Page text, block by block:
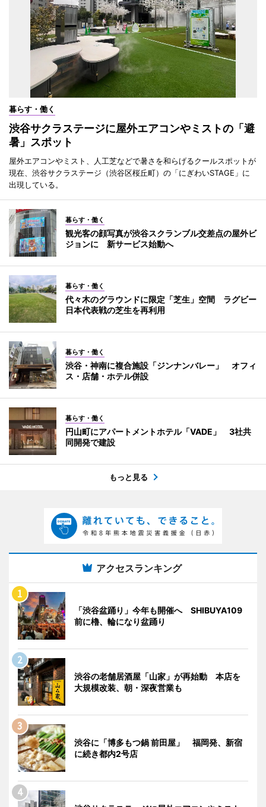
暮らす・働く
渋谷サクラステージに屋外エアコンやミストの「避
暑」スポット
屋外エアコンやミスト、人工芝などで暑さを和らげるクールスポットが
現在、渋谷サクラステージ（渋谷区桜丘町）の「にぎわいSTAGE」に
出現している。
暮らす・働く
観光客の顔写真が渋谷スクランブル交差点の屋外ビ
ジョンに 新サービス始動へ
暮らす・働く
代々木のグラウンドに限定「芝生」空間 ラグビー
日本代表戦の芝生を再利用
暮らす・働く
渋谷・神南に複合施設「ジンナンバレー」 オフィ
ス・店舗・ホテル併設
暮らす・働く
円山町にアパートメントホテル「VADE」 3社共
同開発で建設
もっと見る
アクセスランキング
「渋谷盆踊り」今年も開催へ SHIBUYA109
前に櫓、輪になり盆踊り
渋谷の老舗居酒屋「山家」が再始動 本店を
大規模改装、朝・深夜営業も
渋谷に「博多もつ鍋 前田屋」 福岡発、新宿
に続き都内2号店